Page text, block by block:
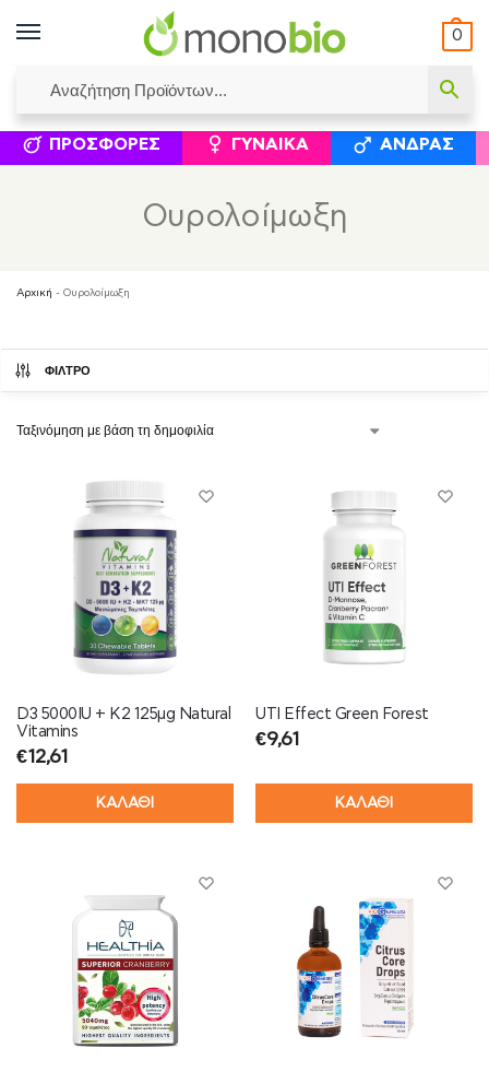
0
ΙΣΟΛΟΓΙΣΜΟΊ ΕΛΕΆΝΝΑ ΧΡΙΣΤΙΝΆΚΗ ΕΠΙΚΟΙΝΩΝΊΑ
ΣΥΜΠΛΗΡΏΜΑΤΑ ΔΙΑΤΡΟΦΉΣ ΦΥΣΙΚΆ
ΠΡΟΣΦΟΡΈΣ ΓΥΝΑΊΚΑ ΆΝΔΡΑΣ
Ουρολοίμωξη
Αρχική - Ουρολοίμωξη
ΦΙΛΤΡΟ
D3 5000IU + K2 125μg Natural
Vitamins
€12,61
ΚΑΛΑΘΙ
UTI Effect Green Forest
€9,61
ΚΑΛΑΘΙ